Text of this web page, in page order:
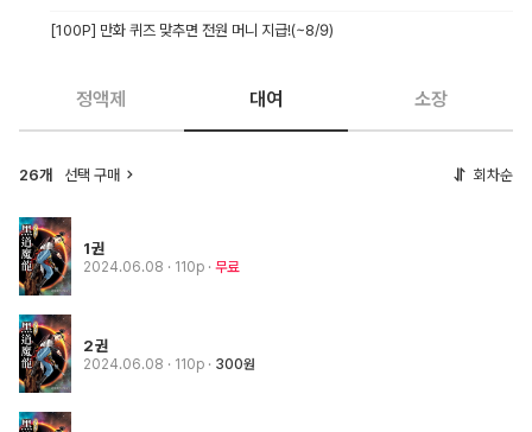
[100P] 만화 퀴즈 맞추면 전원 머니 지급!(~8/9)
정액제 대여 소장
26개 선택 구매 회차순
1권
2024.06.08 · 110p 무료
2권
2024.06.08 · 110p 300원